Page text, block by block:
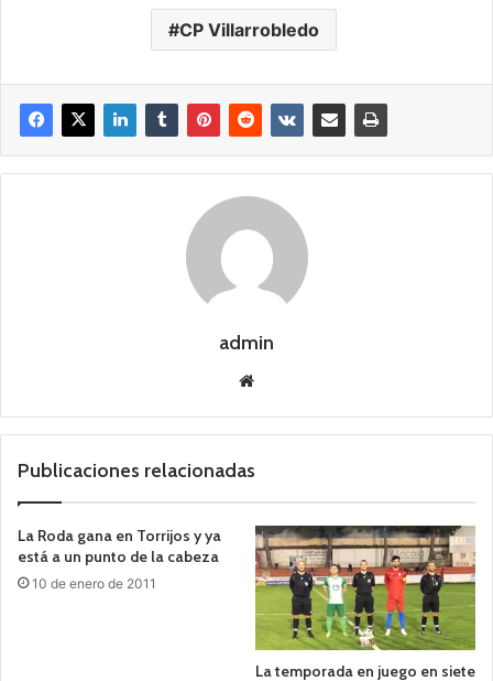
CP Villarrobledo
admin
we
Publicaciones relacionadas
La Roda gana en Torrijos y ya
está a un punto de la cabeza
10 de enero de 2011
La temporada en juego en siete